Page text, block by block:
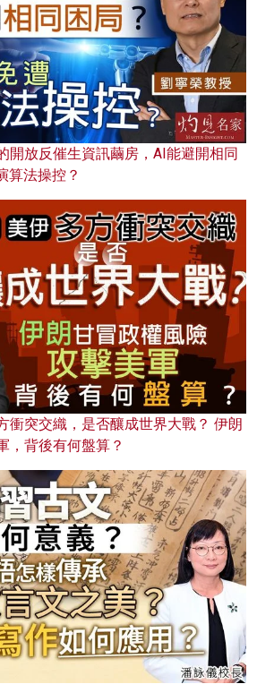
開放反催生資訊繭房，AI能避開相同
算法操控？
衝突交織，是否釀成世界大戰？ 伊朗
，背後有何盤算？